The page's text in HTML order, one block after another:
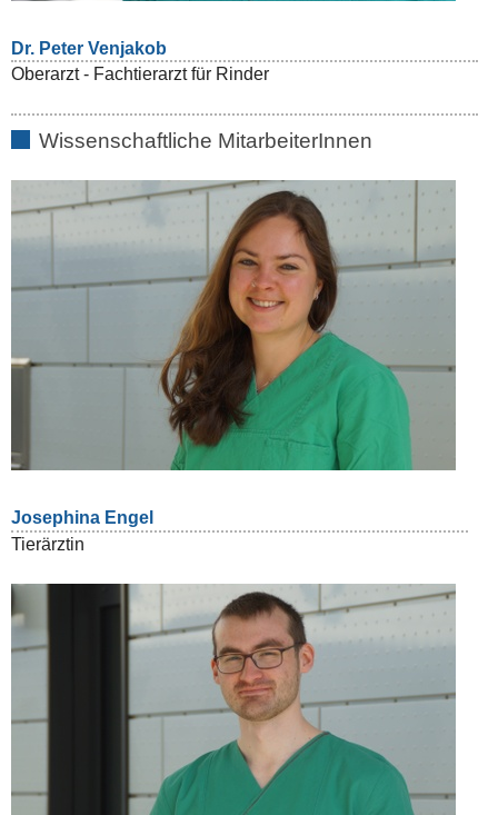
Dr. Peter Venjakob
Oberarzt - Fachtierarzt für Rinder
Wissenschaftliche MitarbeiterInnen
Josephina Engel
Tierärztin